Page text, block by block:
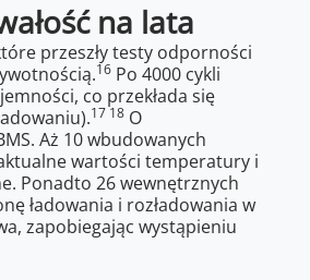
na lata
przeszły testy odporności
16 Po 4000 cykli
co przekłada się
17 18 O
Aż 10 wbudowanych
wartości temperatury i
Ponadto 26 wewnętrznych
ładowania i rozładowania w
zapobiegając wystąpieniu